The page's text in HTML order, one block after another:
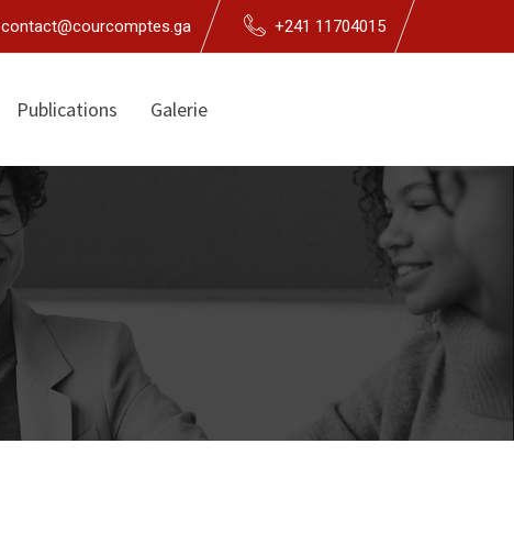
contact@courcomptes.ga +241 11704015
Publications Galerie